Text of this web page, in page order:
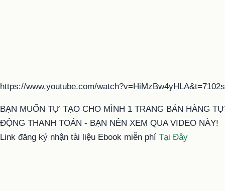
https://www.youtube.com/watch?v=HiMzBw4yHLA&t=7102s
BẠN MUỐN TỰ TẠO CHO MÌNH 1 TRANG BÁN HÀNG TỰ
ĐỘNG THANH TOÁN - BẠN NÊN XEM QUA VIDEO NÀY!
Link đăng ký nhận tài liệu Ebook miễn phí Tại Đây